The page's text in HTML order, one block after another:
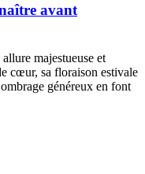
avant
majestueuse et
cœur, sa floraison estivale
généreux en font